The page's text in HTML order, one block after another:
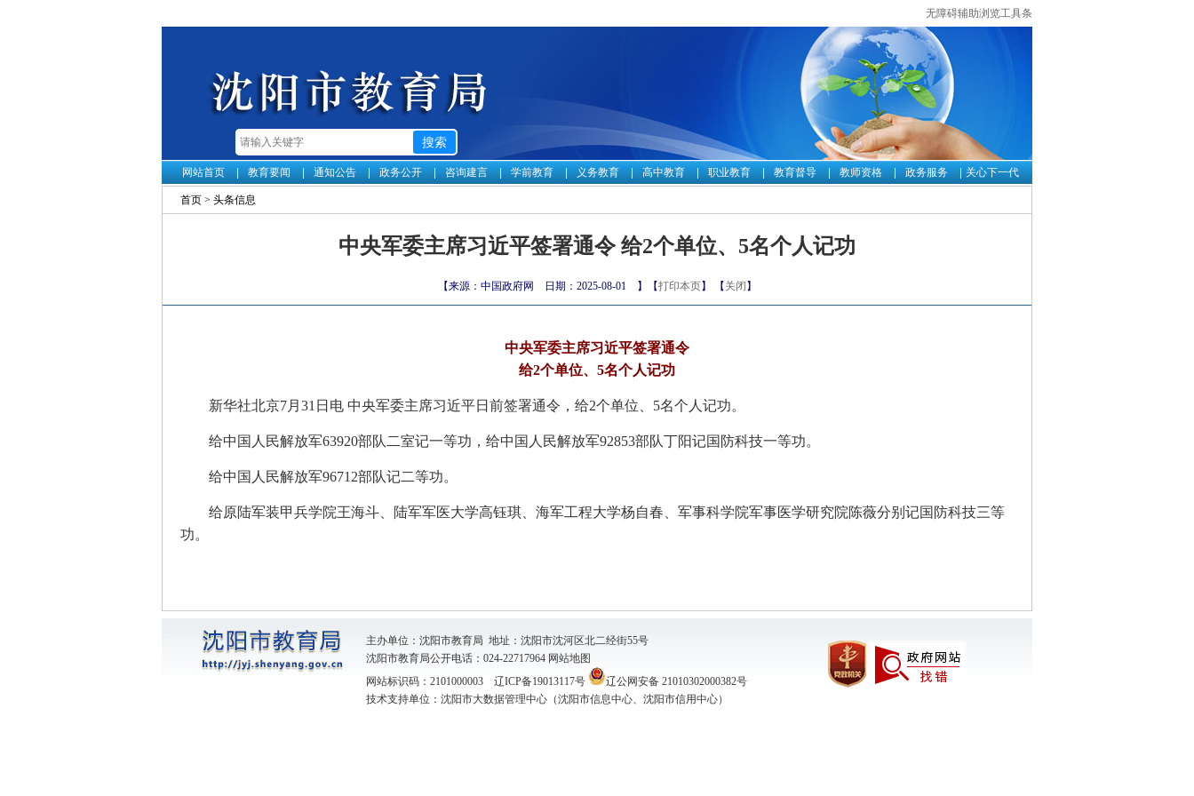
无障碍辅助浏览工具条
网站首页 教育要闻 通知公告 政务公开 咨询建言 学前教育 义务教育 高中教育 职业教育 教育督导 教师资格 政务服务 关心下一代
首页 > 头条信息
中央军委主席习近平签署通令 给2个单位、5名个人记功
【来源：中国政府网 日期：2025-08-01 】【打印本页】 【 关闭 】
中央军委主席习近平签署通令
给2个单位、5名个人记功
新华社北京7月31日电 中央军委主席习近平日前签署通令，给2个单位、5名个人记功。
给中国人民解放军63920部队二室记一等功，给中国人民解放军92853部队丁阳记国防科技一等功。
给中国人民解放军96712部队记二等功。
给原陆军装甲兵学院王海斗、陆军军医大学高钰琪、海军工程大学杨自春、军事科学院军事医学研究院陈薇分别记国防科技三等
功。
主办单位：沈阳市教育局 地址：沈阳市沈河区北二经街55号
沈阳市教育局公开电话：024-22717964 网站地图
网站标识码：2101000003 辽ICP备19013117号
辽公网安备 21010302000382号
技术支持单位：沈阳市大数据管理中心（沈阳市信息中心、沈阳市信用中心）